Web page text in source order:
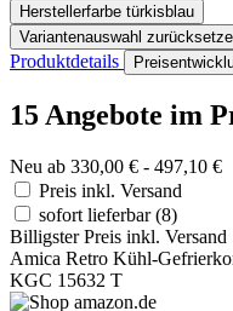
Herstellerfarbe türkisblau
Variantenauswahl
Produktdetails
15 Angebote im
Neu ab 330,00 € - 497,10 €
Preis inkl. Versand
sofort lieferbar(8)
Billigster Preis inkl. Versand
Amica Retro Kühl-
KGC 15632 T